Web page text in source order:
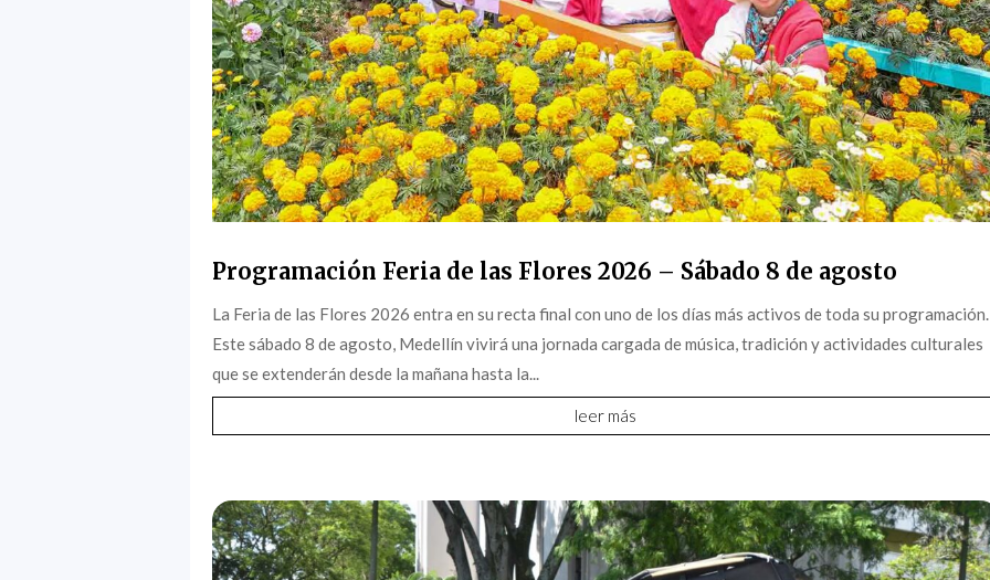
Programación Feria de las Flores 2026 – Sábado 8 de agosto
La Feria de las Flores 2026 entra en su recta final con uno de los días más activos de toda su programación.
Este sábado 8 de agosto, Medellín vivirá una jornada cargada de música, tradición y actividades culturales
que se extenderán desde la mañana hasta la...
leer más